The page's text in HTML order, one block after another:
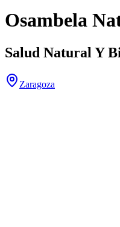
Osambela
Salud Natural Y
Zaragoza